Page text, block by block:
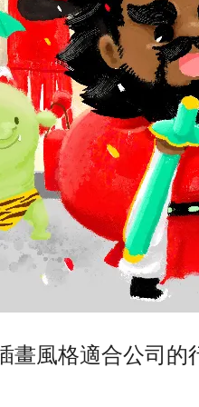
畫風格適合公司的